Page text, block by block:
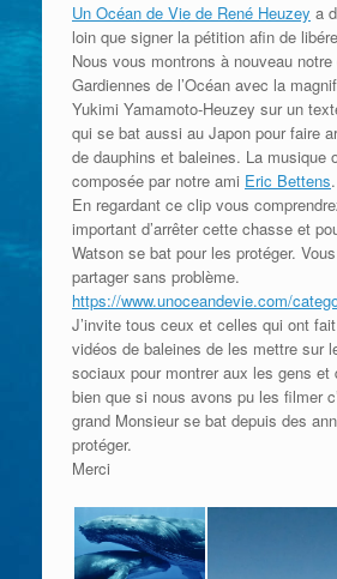
Un Océan de Vie de René Heuzey a
loin que signer la pétition afin de
Nous vous montrons à nouveau
Gardiennes de l’Océan avec la
Yukimi Yamamoto-Heuzey sur un
qui se bat aussi au Japon pour faire
de dauphins et baleines. La musique
composée par notre ami Eric Bettens.
En regardant ce clip vous
important d’arrêter cette chasse et
Watson se bat pour les protéger.
partager sans problème.
https://www.unoceandevie.com/
J’invite tous ceux et celles qui ont
vidéos de baleines de les mettre sur
sociaux pour montrer aux les gens et
bien que si nous avons pu les filmer
grand Monsieur se bat depuis des
protéger.
Merci